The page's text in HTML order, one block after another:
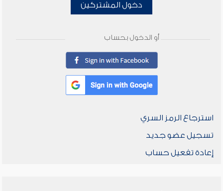
دخول المشتركين
أو الدخول بحساب
استرجاع الرمز السري
تسجيل عضو جديد
إعادة تفعيل حساب